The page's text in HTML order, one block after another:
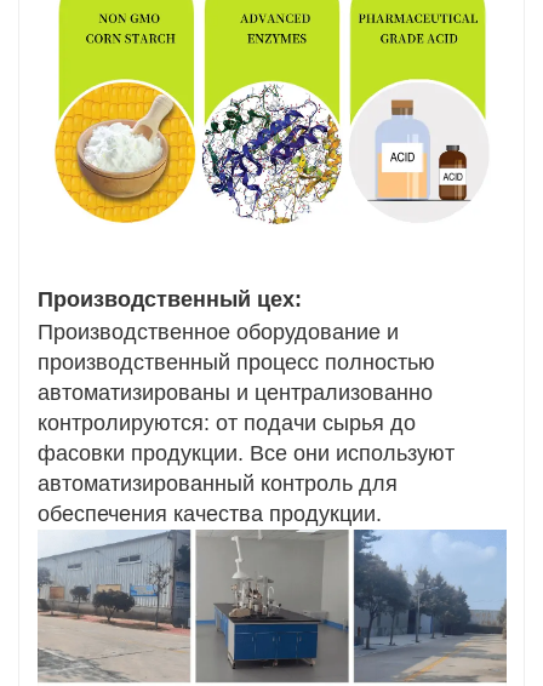
Производственный цех:
Производственное оборудование и
производственный процесс полностью
автоматизированы и централизованно
контролируются: от подачи сырья до
фасовки продукции. Все они используют
автоматизированный контроль для
обеспечения качества продукции.